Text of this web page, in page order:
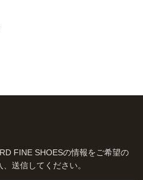
FINE SHOESの情報をご希望の
送信してください。